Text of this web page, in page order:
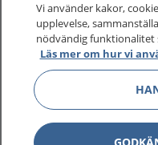
vårdärenden. Ring
sjukvårdsrådgivning
1177 ger dig råd när
Vi använder kakor,
upplevelse,
nödvändig funktionalitet
Läs mer om hur vi